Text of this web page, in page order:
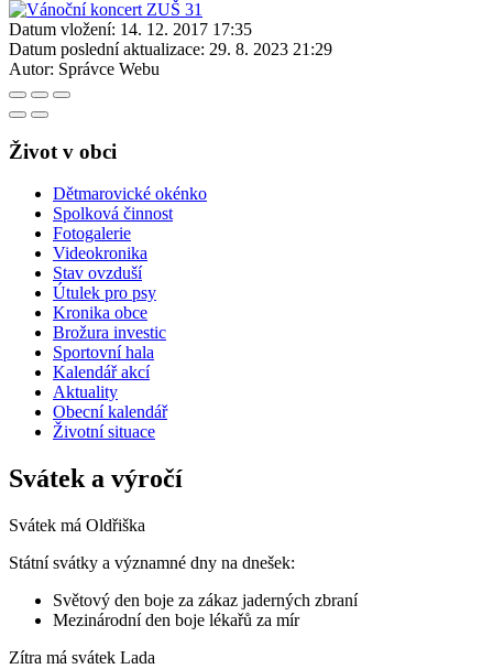
Datum vložení: 14. 12. 2017 17:35
Datum poslední aktualizace: 29. 8. 2023 21:29
Autor: Správce Webu
Život v obci
Dětmarovické okénko
Spolková činnost
Fotogalerie
Videokronika
Stav ovzduší
Útulek pro psy
Kronika obce
Brožura investic
Sportovní hala
Kalendář akcí
Aktuality
Obecní kalendář
Životní situace
Svátek a výročí
Svátek má Oldřiška
Státní svátky a významné dny na dnešek:
Světový den boje za zákaz jaderných zbraní
Mezinárodní den boje lékařů za mír
Zítra má svátek Lada